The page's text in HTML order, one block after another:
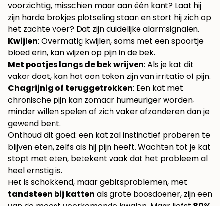
voorzichtig, misschien maar aan één kant? Laat hij
zijn harde brokjes plotseling staan en stort hij zich op
het zachte voer? Dat zijn duidelijke alarmsignalen.
Kwijlen: Overmatig kwijlen, soms met een spoortje
bloed erin, kan wijzen op pijn in de bek.
Met pootjes langs de bek wrijven: Als je kat dit
vaker doet, kan het een teken zijn van irritatie of pijn.
Chagrijnig of teruggetrokken: Een kat met
chronische pijn kan zomaar humeuriger worden,
minder willen spelen of zich vaker afzonderen dan je
gewend bent.
Onthoud dit goed: een kat zal instinctief proberen te
blijven eten, zelfs als hij pijn heeft. Wachten tot je kat
stopt met eten, betekent vaak dat het probleem al
heel ernstig is.
Het is schokkend, maar gebitsproblemen, met
tandsteen bij katten als grote boosdoener, zijn een